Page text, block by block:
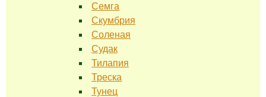
Семга
Скумбрия
Соленая
Судак
Тилапия
Треска
Тунец